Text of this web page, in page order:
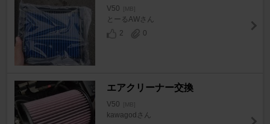
V50 [MB]
とーるAWさん
2
0
エアクリーナー交換
V50 [MB]
kawagodさん